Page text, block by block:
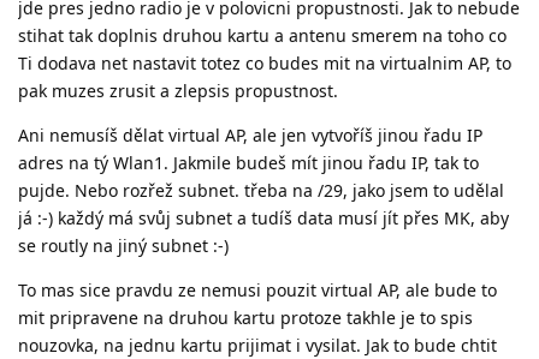
jde pres jedno radio je v polovicni propustnosti. Jak to nebude
stihat tak doplnis druhou kartu a antenu smerem na toho co
Ti dodava net nastavit totez co budes mit na virtualnim AP, to
pak muzes zrusit a zlepsis propustnost.
Ani nemusíš dělat virtual AP, ale jen vytvoříš jinou řadu IP
adres na tý Wlan1. Jakmile budeš mít jinou řadu IP, tak to
pujde. Nebo rozřež subnet. třeba na /29, jako jsem to udělal
já :-) každý má svůj subnet a tudíš data musí jít přes MK, aby
se routly na jiný subnet :-)
To mas sice pravdu ze nemusi pouzit virtual AP, ale bude to
mit pripravene na druhou kartu protoze takhle je to spis
nouzovka, na jednu kartu prijimat i vysilat. Jak to bude chtit